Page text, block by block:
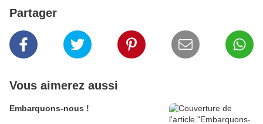
Partager
Vous aimerez aussi
Embarquons-nous !